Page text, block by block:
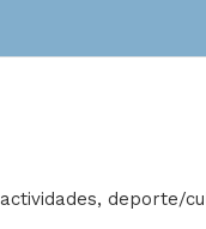
actividades, deporte/